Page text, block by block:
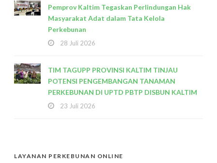
Pemprov Kaltim Tegaskan Perlindungan Hak
Masyarakat Adat dalam Tata Kelola
Perkebunan
28 Juli 2026
TIM TAGUPP PROVINSI KALTIM TINJAU
POTENSI PENGEMBANGAN TANAMAN
PERKEBUNAN DI UPTD PBTP DISBUN KALTIM
23 Juli 2026
LAYANAN PERKEBUNAN ONLINE